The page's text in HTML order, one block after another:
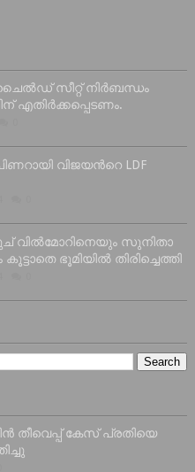
സീറ്റ് നിർബന്ധം
എതിർക്കപ്പെടണം.
വിജയൻറെ LDF
വിൽമോറിനെയും സുനിതാ
ഭൂമിയിൽ തിരിച്ചെത്തി
തീവെപ്പ് കേസ് പ്രതിയെ